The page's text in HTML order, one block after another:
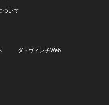
ついて
ダ・ヴィンチWeb